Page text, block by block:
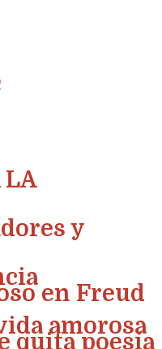
LA
y
en Freud
amorosa
quita poesía